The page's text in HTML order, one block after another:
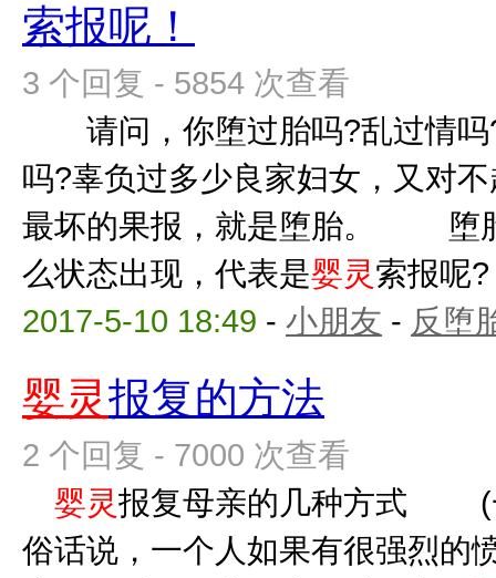
索报呢！
3 个回复 - 5854 次查看
请问，你堕过胎吗?乱过情吗
吗?辜负过多少良家妇女，又对
最坏的果报，就是堕胎。 堕
么状态出现，代表是婴灵索报
2017-5-10 18:49 - 小朋友 - 反堕
婴灵报复的方法
2 个回复 - 7000 次查看
婴灵报复母亲的几种方式 (
俗话说，一个人如果有很强烈的